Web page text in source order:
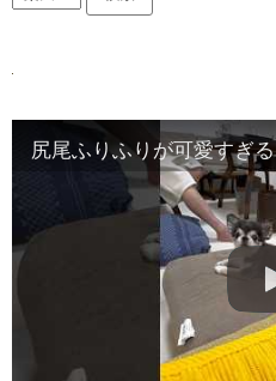
尻尾ふりふりが可愛すぎる